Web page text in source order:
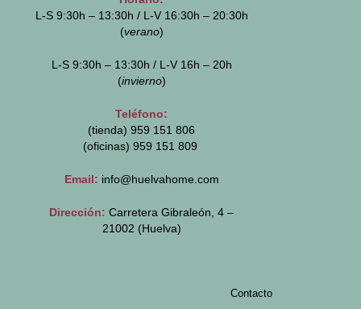
L-S 9:30h – 13:30h / L-V 16:30h – 20:30h
(verano)
L-S 9:30h – 13:30h / L-V 16h – 20h
(invierno)
Teléfono:
(tienda) 959 151 806
(oficinas) 959 151 809
Email: info@huelvahome.com
Dirección: Carretera Gibraleón, 4 –
21002 (Huelva)
Contacto